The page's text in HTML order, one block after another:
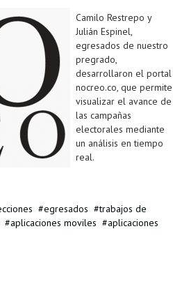
Camilo Restrepo y
Julián Espinel,
egresados de nuestro
pregrado,
desarrollaron el portal
nocreo.co, que permite
visualizar el avance de
las campañas
electorales mediante
un análisis en tiempo
real.
egresados
trabajos de
aplicaciones moviles
aplicaciones